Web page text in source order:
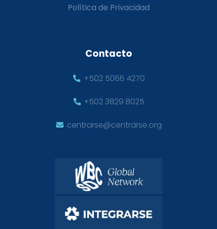
Política de Privacidad
Contacto
+502 5066 4270
+502 3829 8025
centrarse@centrarse.org